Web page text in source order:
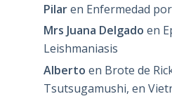
Pilaren Enfermedad
Mrs Juana Delgado en
Leishmaniasis
Alberto en Brote de
Tsutsugamushi, en